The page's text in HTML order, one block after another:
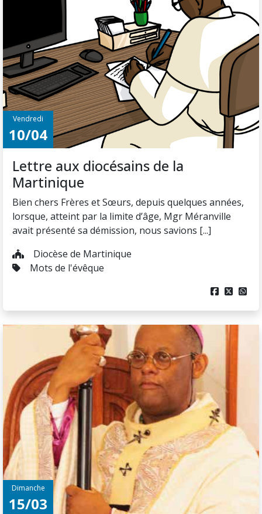
Vendredi
10/04
Lettre aux diocésains de la
Martinique
Bien chers Frères et Sœurs, depuis quelques années,
lorsque, atteint par la limite d’âge, Mgr Méranville
avait présenté sa démission, nous savions [...]
Diocèse de Martinique
Mots de l'évêque
  
Dimanche
15/03